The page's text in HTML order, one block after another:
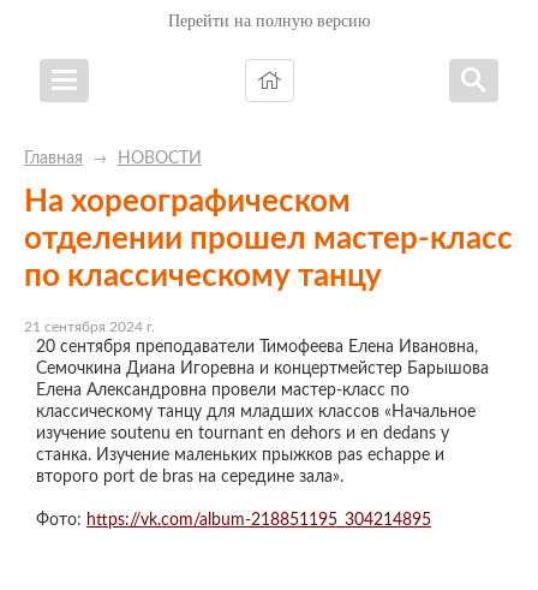
Перейти на полную версию
Главная → НОВОСТИ
На хореографическом
отделении прошел мастер-класс
по классическому танцу
21 сентября 2024 г.
20 сентября преподаватели Тимофеева Елена Ивановна,
Семочкина Диана Игоревна и концертмейстер Барышова
Елена Александровна провели мастер-класс по
классическому танцу для младших классов «Начальное
изучение soutenu en tournant en dehors и еn dedans у
станка. Изучение маленьких прыжков рas echappe и
второго рort de bras на середине зала».
Фото: https://vk.com/album-218851195_304214895